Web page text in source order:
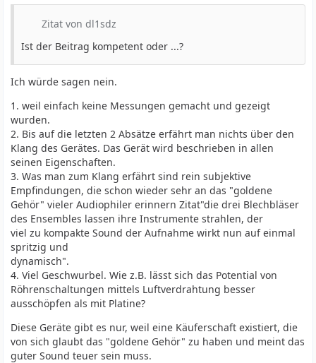
Zitat von dl1sdz
Ist der Beitrag kompetent oder ...?
Ich würde sagen nein.
1. weil einfach keine Messungen gemacht und gezeigt
wurden.
2. Bis auf die letzten 2 Absätze erfährt man nichts über den
Klang des Gerätes. Das Gerät wird beschrieben in allen
seinen Eigenschaften.
3. Was man zum Klang erfährt sind rein subjektive
Empfindungen, die schon wieder sehr an das "goldene
Gehör" vieler Audiophiler erinnern Zitat"die drei Blechbläser
des Ensembles lassen ihre Instrumente strahlen, der
viel zu kompakte Sound der Aufnahme wirkt nun auf einmal
spritzig und
dynamisch".
4. Viel Geschwurbel. Wie z.B. lässt sich das Potential von
Röhrenschaltungen mittels Luftverdrahtung besser
ausschöpfen als mit Platine?
Diese Geräte gibt es nur, weil eine Käuferschaft existiert, die
von sich glaubt das "goldene Gehör" zu haben und meint das
guter Sound teuer sein muss.